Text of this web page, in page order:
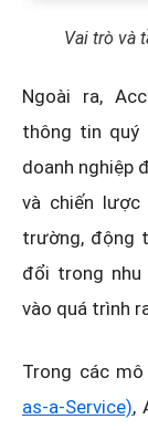
Vai trò và
Ngoài ra,
thông tin quý
doanh nghiệp
và chiến lược
trường, động
đổi trong nhu
vào quá trình
Trong các
as-a-Service),